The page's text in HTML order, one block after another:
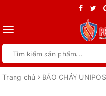
Toggle
Trang chủ BÁO CHÁY UNIPOS